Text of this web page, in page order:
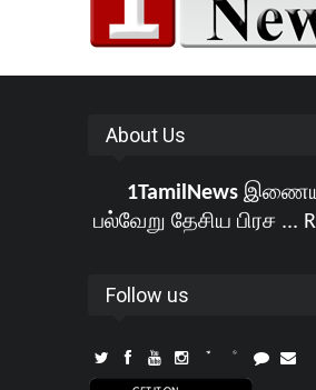
About Us
1TamilNews
பல்வேறு தேசிய பிரச ...
Follow us